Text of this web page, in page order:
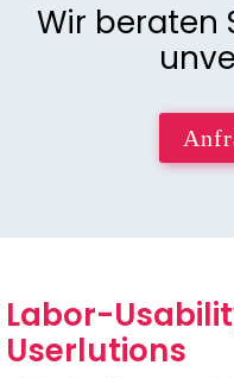
Wir beraten
Labor-
Userlutions